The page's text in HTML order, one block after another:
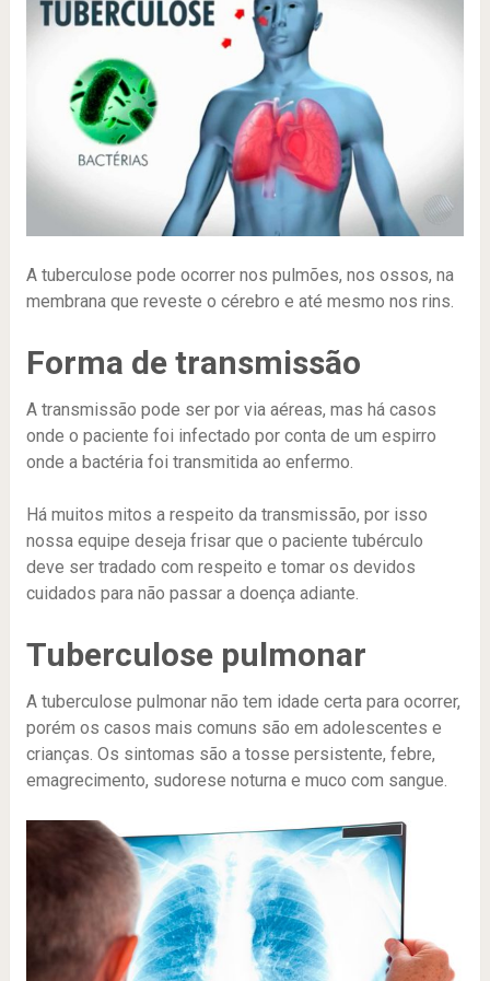
A tuberculose pode ocorrer nos pulmões, nos ossos, na
membrana que reveste o cérebro e até mesmo nos rins.
Forma de transmissão
A transmissão pode ser por via aéreas, mas há casos
onde o paciente foi infectado por conta de um espirro
onde a bactéria foi transmitida ao enfermo.
Há muitos mitos a respeito da transmissão, por isso
nossa equipe deseja frisar que o paciente tubérculo
deve ser tradado com respeito e tomar os devidos
cuidados para não passar a doença adiante.
Tuberculose pulmonar
A tuberculose pulmonar não tem idade certa para ocorrer,
porém os casos mais comuns são em adolescentes e
crianças. Os sintomas são a tosse persistente, febre,
emagrecimento, sudorese noturna e muco com sangue.